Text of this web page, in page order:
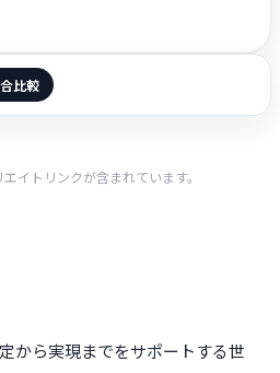
比較
イトリンクが含まれています。
から実現までをサポートする世